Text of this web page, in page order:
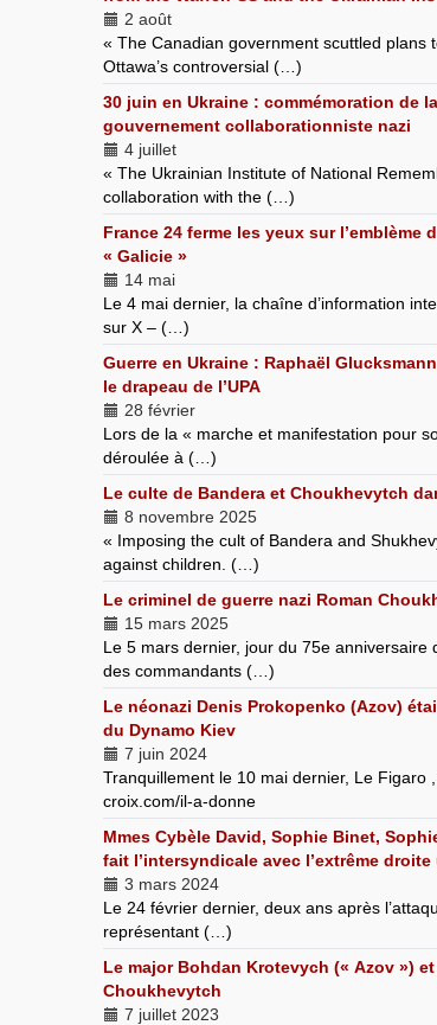
2 août
« The Canadian government scuttled plans
Ottawa’s controversial (…)
30 juin en Ukraine : commémoration de
gouvernement collaborationniste nazi
4 juillet
« The Ukrainian Institute of National
collaboration with the (…)
France 24 ferme les yeux sur l’emblème
« Galicie »
14 mai
Le 4 mai dernier, la chaîne d’information
sur X – (…)
Guerre en Ukraine : Raphaël
le drapeau de l’UPA
28 février
Lors de la « marche et manifestation pour
déroulée à (…)
Le culte de Bandera et Choukhevytch
8 novembre 2025
« Imposing the cult of Bandera and
against children. (…)
Le criminel de guerre nazi Roman
15 mars 2025
Le 5 mars dernier, jour du 75e anniversaire
des commandants (…)
Le néonazi Denis Prokopenko (Azov)
du Dynamo Kiev
7 juin 2024
Tranquillement le 10 mai dernier, Le Figaro
croix.com/il-a-donne
Mmes Cybèle David, Sophie Binet,
fait l’intersyndicale avec l’extrême
3 mars 2024
Le 24 février dernier, deux ans après
représentant (…)
Le major Bohdan Krotevych (« Azov »)
Choukhevytch
7 juillet 2023